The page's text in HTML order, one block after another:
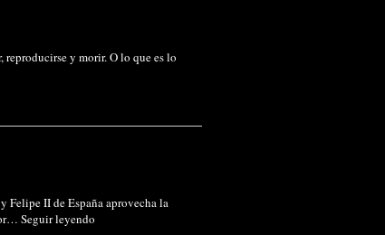
reproducirse y morir. O lo que es lo
Felipe II de España aprovecha la
Seguir leyendo